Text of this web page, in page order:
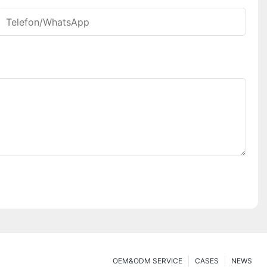
Telefon/WhatsApp
NEWS
CASES
OEM&ODM SERVICE